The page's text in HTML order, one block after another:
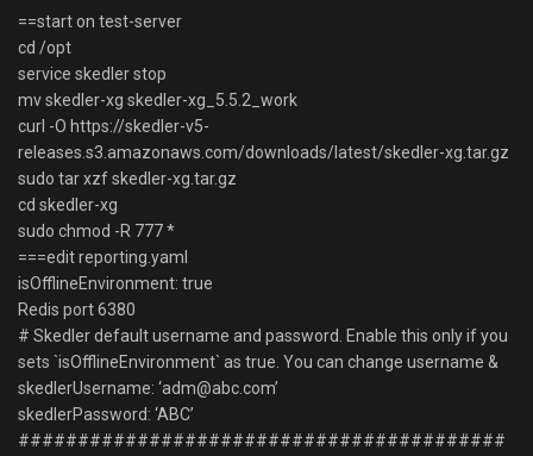
==start on test-server
cd /opt
service skedler stop
mv skedler-xg skedler-xg_5.5.2_work
curl -O https://skedler-v5-
releases.s3.amazonaws.com/downloads/latest/skedler-xg.tar.gz
sudo tar xzf skedler-xg.tar.gz
cd skedler-xg
sudo chmod -R 777 *
===edit reporting.yaml
isOfflineEnvironment: true
Redis port 6380
# Skedler default username and password. Enable this only if you
sets `isOfflineEnvironment` as true. You can change username &
skedlerUsername: ‘adm@abc.com’
skedlerPassword: ‘ABC’
#########################################